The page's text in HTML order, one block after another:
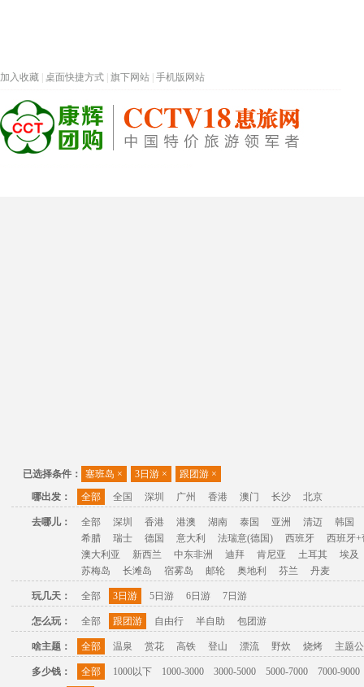
加入收藏 桌面快捷方式 旗下网站 手机版网站
已选择条件： 塞班岛 × 3日游 × 跟团游 ×
哪出发：
全部 全国 深圳 广州 香港 澳门 长沙 北京
去哪儿： 全部 深圳 香港 港澳 湖南 泰国 亚洲 清迈
韩国
希腊
瑞士 德国 意大利 法瑞意(德国) 西班牙
西班牙+
澳大利亚
新西兰 中东非洲 迪拜 肯尼亚 土耳其
埃及
苏梅岛
长滩岛 宿雾岛 邮轮 奥地利 芬兰 丹麦
玩几天： 全部 3日游 5日游 6日游 7日游
怎么玩： 全部 跟团游 自由行 半自助 包团游
啥主题： 全部 温泉 赏花 高铁 登山 漂流 野炊 烧烤 主题
多少钱： 全部 1000以下 1000-3000 3000-5000 5000-7000
7000-9000